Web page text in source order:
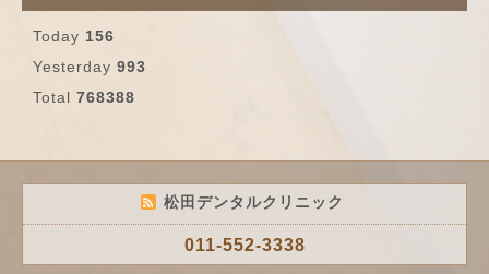
Today 156
Yesterday 993
Total 768388
松田デンタルクリニック
011-552-3338